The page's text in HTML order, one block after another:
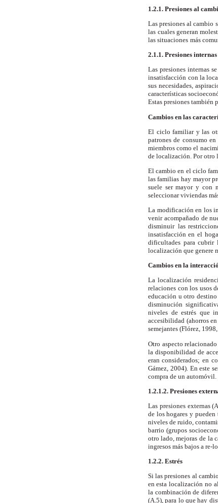
1.2.1. Presiones al
Las presiones al cambio
las cuales generan
las situaciones más
2.1.1. Presiones internas
Las presiones internas
insatisfacción con la
sus necesidades,
características
Estas presiones también
Cambios en las
El ciclo familiar y las
patrones de consumo
miembros como el
de localización. Por otro
El cambio en el ciclo
las familias hay mayor
suele ser mayor y con
seleccionar viviendas
La modificación en los
venir acompañado de
disminuir las
insatisfacción en el
dificultades para cubrir
localización que genere
Cambios en la
La localización
relaciones con los usos
educación u otro
disminución
niveles de estrés que
accesibilidad (ahorros
semejantes (Flórez, 1998,
Otro aspecto
la disponibilidad de
eran considerados; en
Gámez, 2004). En este
compra de un automóvil.
1.2.1.2. Presiones
Las presiones externas
de los hogares y pueden
niveles de ruido,
barrio (grupos
otro lado, mejoras de la
ingresos más bajos a re-
1.2.2. Estrés
Si las presiones al
en esta localización no
la combinación de
(A.5), para lo que hay